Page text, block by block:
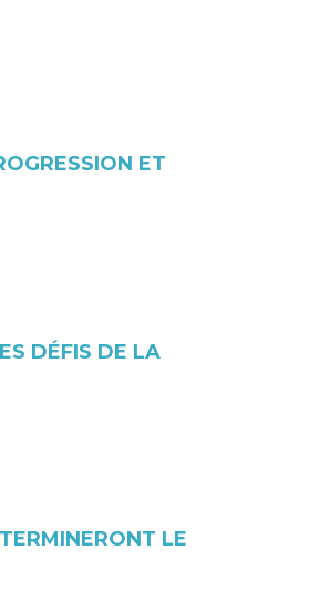
ET
DÉFIS DE LA
LE